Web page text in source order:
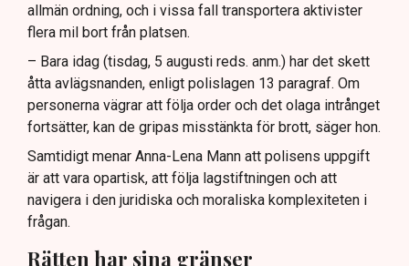
allmän ordning, och i vissa fall transportera aktivister
flera mil bort från platsen.
– Bara idag (tisdag, 5 augusti reds. anm.) har det skett
åtta avlägsnanden, enligt polislagen 13 paragraf. Om
personerna vägrar att följa order och det olaga intrånget
fortsätter, kan de gripas misstänkta för brott, säger hon.
Samtidigt menar Anna-Lena Mann att polisens uppgift
är att vara opartisk, att följa lagstiftningen och att
navigera i den juridiska och moraliska komplexiteten i
frågan.
Rätten har sina gränser